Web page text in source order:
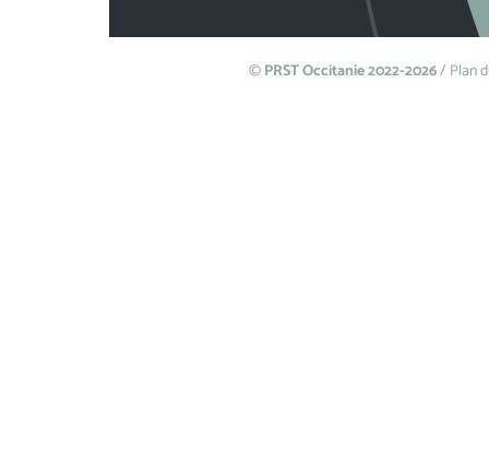
©PRST Occitanie 2022-2026/Plan